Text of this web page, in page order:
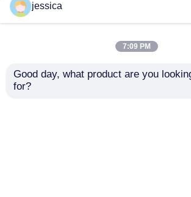
jessica
7:09 PM
Good day, what product are you
for?